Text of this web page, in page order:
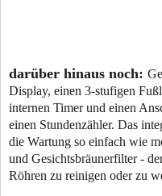
darüber hinaus noch:
Display, einen 3-stufigen
internen Timer und einen
einen Stundenzähler. Das
die Wartung so einfach wie
und Gesichtsbräunerfilter -
Röhren zu reinigen oder zu